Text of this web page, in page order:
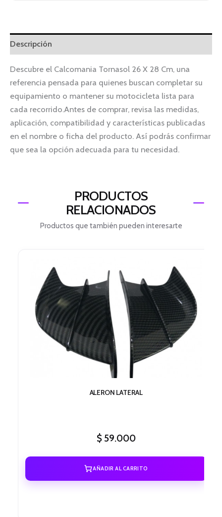
Descripción
Descubre el Calcomania Tornasol 26 X 28 Cm, una
referencia pensada para quienes buscan completar su
equipamiento o mantener su motocicleta lista para
cada recorrido.Antes de comprar, revisa las medidas,
aplicación, compatibilidad y características publicadas
en el nombre o ficha del producto. Así podrás confirmar
que sea la opción adecuada para tu necesidad.
PRODUCTOS
RELACIONADOS
Productos que también pueden interesarte
ALERON LATERAL
$59.000
AÑADIR AL CARRITO